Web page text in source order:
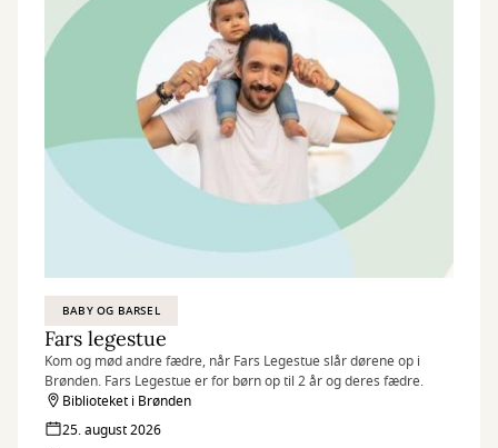
BABY OG BARSEL
Fars legestue
Kom og mød andre fædre, når Fars Legestue slår dørene op i
Brønden. Fars Legestue er for børn op til 2 år og deres fædre.
Biblioteket i Brønden
25. august 2026